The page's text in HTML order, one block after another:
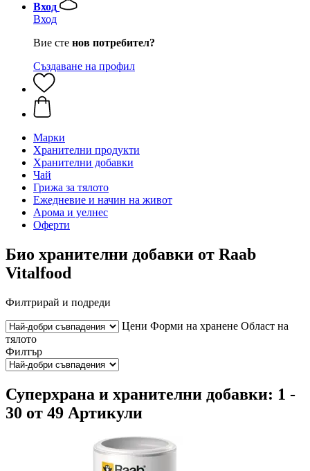
Вход
Вход
Вие сте нов потребител?
Създаване на профил
Марки
Хранителни продукти
Хранителни добавки
Чай
Грижа за тялото
Ежедневие и начин на живот
Арома и уелнес
Оферти
Био хранителни добавки от Raab
Vitalfood
Филтрирай и подреди
Цени Форми на хранене Област на
тялото
Филтър
Суперхрана и хранителни добавки: 1 -
30 от 49 Артикули